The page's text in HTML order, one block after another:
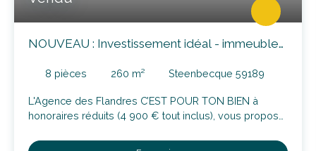
NOUVEAU : Investissement idéal - immeuble
de 260m² (maison, commerce et atelier à
réinventer)
8 pièces 260m² Steenbecque 59189
honoraires réduits (4 900 € tout inclus), vous propose
à la vente un ensemble immobilier de plus de 260 m²,
situé sur une parcelle de 335 m², en plein centre du
village de Steenbecque, à quelques minutes
d'Hazebrouck. Le bien bénéficie d’un emplacement
En savoir +